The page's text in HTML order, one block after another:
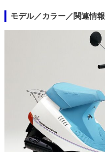
モデル／カラー／関連情報